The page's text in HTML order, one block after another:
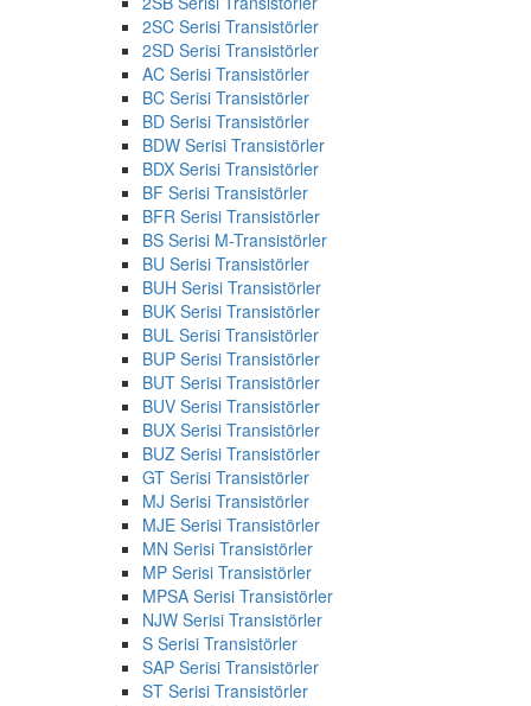
2SC Serisi Transistörler
2SD Serisi Transistörler
AC Serisi Transistörler
BC Serisi Transistörler
BD Serisi Transistörler
BDW Serisi Transistörler
BDX Serisi Transistörler
BF Serisi Transistörler
BFR Serisi Transistörler
BS Serisi M-Transistörler
BU Serisi Transistörler
BUH Serisi Transistörler
BUK Serisi Transistörler
BUL Serisi Transistörler
BUP Serisi Transistörler
BUT Serisi Transistörler
BUV Serisi Transistörler
BUX Serisi Transistörler
BUZ Serisi Transistörler
GT Serisi Transistörler
MJ Serisi Transistörler
MJE Serisi Transistörler
MN Serisi Transistörler
MP Serisi Transistörler
MPSA Serisi Transistörler
NJW Serisi Transistörler
S Serisi Transistörler
SAP Serisi Transistörler
ST Serisi Transistörler